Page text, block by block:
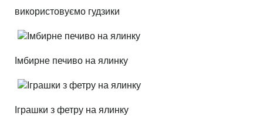
використовуємо гудзики
Імбирне печиво на ялинку
Іграшки з фетру на ялинку